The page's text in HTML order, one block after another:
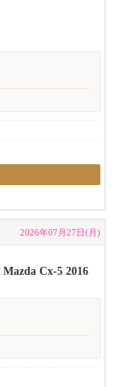
2026年07月27日(月)
Cx-5 2016